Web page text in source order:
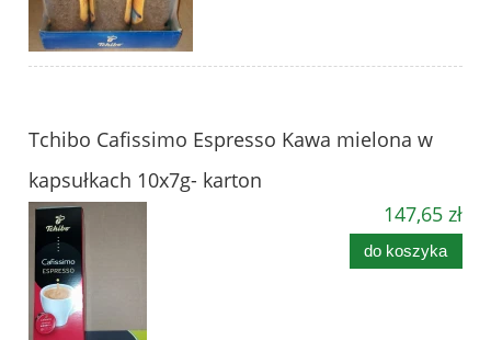
Tchibo Cafissimo Espresso Kawa mielona w
kapsułkach 10x7g- karton
147,65 zł
do koszyka